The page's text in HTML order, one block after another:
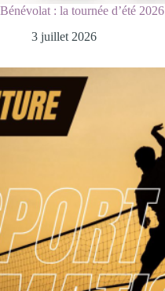
Bénévolat : la tournée d’été 2026
3 juillet 2026